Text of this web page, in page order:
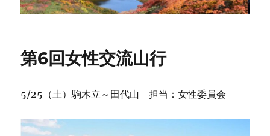
第6回女性交流山行
5/25（土）駒木立～田代山 担当：女性委員会